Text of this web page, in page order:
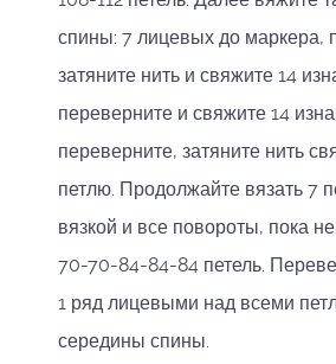
спины: 7 лицевых до маркера,
затяните нить и свяжите 14
переверните и свяжите 14
переверните, затяните нить
петлю. Продолжайте вязать 7
вязкой и все повороты, пока
70-70-84-84-84 петель.
1 ряд лицевыми над всеми
середины спины.